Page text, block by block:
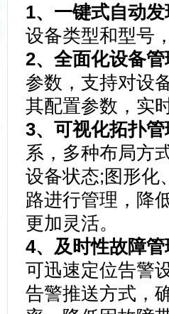
1、一键式自动发
设备类型和型号
2、全面化设备
参数，支持对设
其配置参数，实
3、可视化拓扑
系，多种布局方
设备状态;图形化
路进行管理，降
更加灵活。
4、及时性故障
可迅速定位告警
告警推送方式，